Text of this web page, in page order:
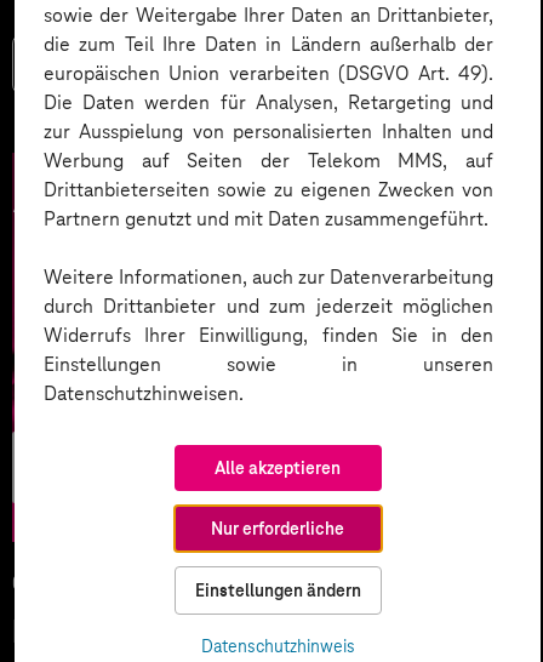
sowie der Weitergabe Ihrer Daten an Drittanbieter,
die zum Teil Ihre Daten in Ländern außerhalb der
europäischen Union verarbeiten (DSGVO Art. 49).
Die Daten werden für Analysen, Retargeting und
zur Ausspielung von personalisierten Inhalten und
Werbung auf Seiten der Telekom MMS, auf
Drittanbieterseiten sowie zu eigenen Zwecken von
Partnern genutzt und mit Daten zusammengeführt.
Weitere Informationen, auch zur Datenverarbeitung
durch Drittanbieter und zum jederzeit möglichen
Widerrufs Ihrer Einwilligung, finden Sie in den
Einstellungen sowie in unseren
Datenschutzhinweisen.
Alle akzeptieren
Nur erforderliche
Einstellungen ändern
Datenschutzhinweis
Mehr lesen
05.02.2026
KI-Wettlauf 2026: Innovationen,